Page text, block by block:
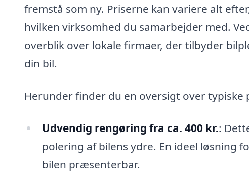
fremstå som ny. Priserne kan variere alt
hvilken virksomhed du samarbejder med.
overblik over lokale firmaer, der tilbyder
din bil.
Herunder finder du en oversigt over
Udvendig rengøring fra ca. 400 kr.:
polering af bilens ydre. En ideel løsning
bilen præsenterbar.